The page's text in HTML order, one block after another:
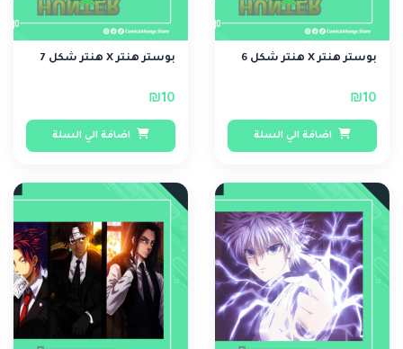
بوستر هنتر X هنتر شكل 6
₪10
اضافة الي السلة
بوستر هنتر X هنتر شكل 7
₪10
اضافة الي السلة